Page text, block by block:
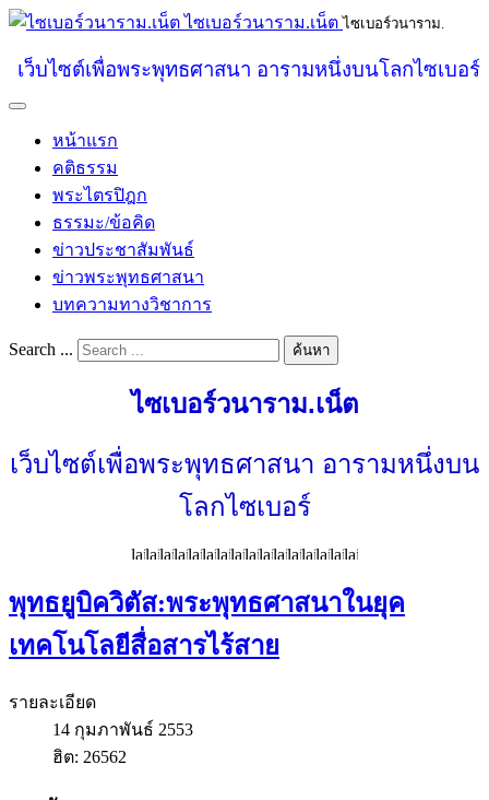
ไซเบอร์วนาราม.เน็ต ไซเบอร์วนาราม.
เว็บไซต์เพื่อพระพุทธศาสนา อารามหนึ่งบนโลกไซเบอร์
หน้าแรก
คติธรรม
พระไตรปิฎก
ธรรมะ/ข้อคิด
ข่าวประชาสัมพันธ์
ข่าวพระพุทธศาสนา
บทความทางวิชาการ
Search ... ค้นหา
ไซเบอร์วนาราม.เน็ต
เว็บไซต์เพื่อพระพุทธศาสนา อารามหนึ่งบน
โลกไซเบอร์
พุทธยูบิควิตัส:พระพุทธศาสนาในยุค
เทคโนโลยีสื่อสารไร้สาย
รายละเอียด
14 กุมภาพันธ์ 2553
ฮิต: 26562